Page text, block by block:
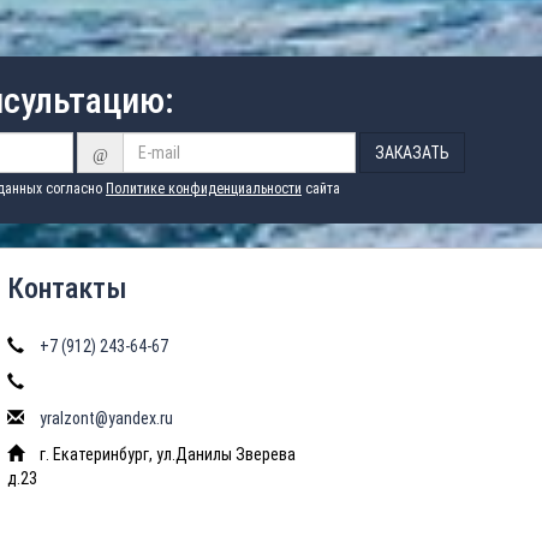
@ ЗАКАЗАТЬ
согласно Политике конфиденциальности сайта
Контакты
+7 (912) 243-64-67
yralzont@yandex.ru
г. Екатеринбург, ул.Данилы Зверева
д.23